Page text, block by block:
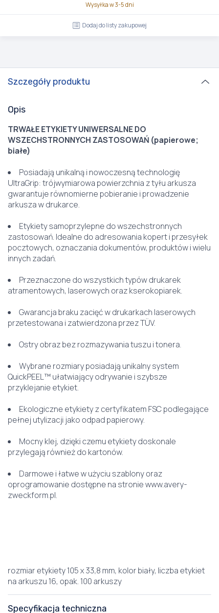
Wysyłka w 3-5 dni
Dodaj do listy zakupowej
Szczegóły produktu
Opis
TRWAŁE ETYKIETY UNIWERSALNE DO
WSZECHSTRONNYCH ZASTOSOWAŃ (papierowe;
białe)
Posiadają unikalną i nowoczesną technologię
UltraGrip: trójwymiarowa powierzchnia z tyłu arkusza
gwarantuje równomierne pobieranie i prowadzenie
arkusza w drukarce.
Etykiety samoprzylepne do wszechstronnych
zastosowań. Idealne do adresowania kopert i przesyłek
pocztowych, oznaczania dokumentów, produktów i wielu
innych zadań.
Przeznaczone do wszystkich typów drukarek
atramentowych, laserowych oraz kserokopiarek.
Gwarancja braku zacięć w drukarkach laserowych
przetestowana i zatwierdzona przez TÜV.
Ostry obraz bez rozmazywania tuszu i tonera.
Wybrane rozmiary posiadają unikalny system
QuickPEEL™ ułatwiający odrywanie i szybsze
przyklejanie etykiet.
Ekologiczne etykiety z certyfikatem FSC podlegające
pełnej utylizacji jako odpad papierowy.
Mocny klej, dzięki czemu etykiety doskonale
przylegają również do kartonów.
Darmowe i łatwe w użyciu szablony oraz
oprogramowanie dostępne na stronie www.avery-
zweckform.pl.
rozmiar etykiety 105 x 33,8 mm, kolor biały, liczba etykiet
na arkuszu 16, opak. 100 arkuszy
Specyfikacja techniczna